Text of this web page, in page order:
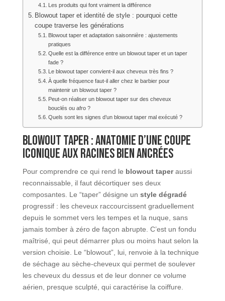
Les produits qui font vraiment la différence
Blowout taper et identité de style : pourquoi cette
coupe traverse les générations
Blowout taper et adaptation saisonnière : ajustements
pratiques
Quelle est la différence entre un blowout taper et un taper
fade ?
Le blowout taper convient-il aux cheveux très fins ?
À quelle fréquence faut-il aller chez le barbier pour
maintenir un blowout taper ?
Peut-on réaliser un blowout taper sur des cheveux
bouclés ou afro ?
Quels sont les signes d’un blowout taper mal exécuté ?
Blowout taper : anatomie d’une coupe
iconique aux racines bien ancrées
Pour comprendre ce qui rend le blowout taperaussi
reconnaissable, il faut décortiquer ses deux
composantes. Le “taper” désigne un style dégradé
progressif : les cheveux raccourcissent graduellement
depuis le sommet vers les tempes et la nuque, sans
jamais tomber à zéro de façon abrupte. C’est un fondu
maîtrisé, qui peut démarrer plus ou moins haut selon la
version choisie. Le “blowout”, lui, renvoie à la technique
de séchage au sèche-cheveux qui permet de soulever
les cheveux du dessus et de leur donner ce volume
aérien, presque sculpté, qui caractérise la coiffure.